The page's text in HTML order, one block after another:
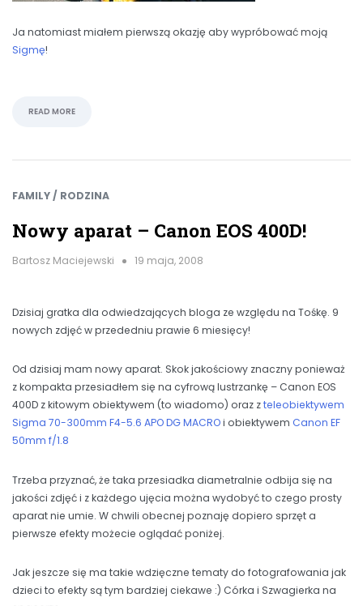
Ja natomiast miałem pierwszą okazję aby wypróbować moją
Sigmę!
READ MORE
FAMILY / RODZINA
Nowy aparat – Canon EOS 400D!
Bartosz Maciejewski 19 maja, 2008
Dzisiaj gratka dla odwiedzających bloga ze względu na Tośkę. 9
nowych zdjęć w przededniu prawie 6 miesięcy!
Od dzisiaj mam nowy aparat. Skok jakościowy znaczny ponieważ
z kompakta przesiadłem się na cyfrową lustrzankę – Canon EOS
400D z kitowym obiektywem (to wiadomo) oraz zteleobiektywem
Sigma 70-300mm F4-5.6 APO DG MACROi obiektywem Canon EF
50mm f/1.8
Trzeba przyznać, że taka przesiadka diametralnie odbija się na
jakości zdjęć i z każdego ujęcia można wydobyć to czego prosty
aparat nie umie. W chwili obecnej poznaję dopiero sprzęt a
pierwsze efekty możecie oglądać poniżej.
Jak jeszcze się ma takie wdzięczne tematy do fotografowania jak
dzieci to efekty są tym bardziej ciekawe :) Córka i Szwagierka na